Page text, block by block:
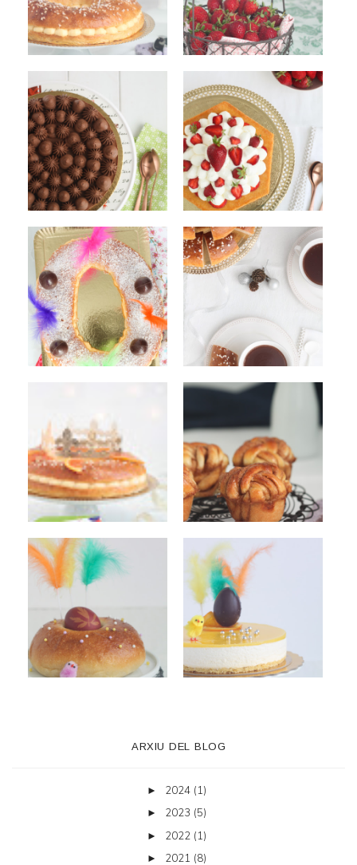
ARXIU DEL BLOG
► 2024 (1)
► 2023 (5)
► 2022 (1)
► 2021 (8)